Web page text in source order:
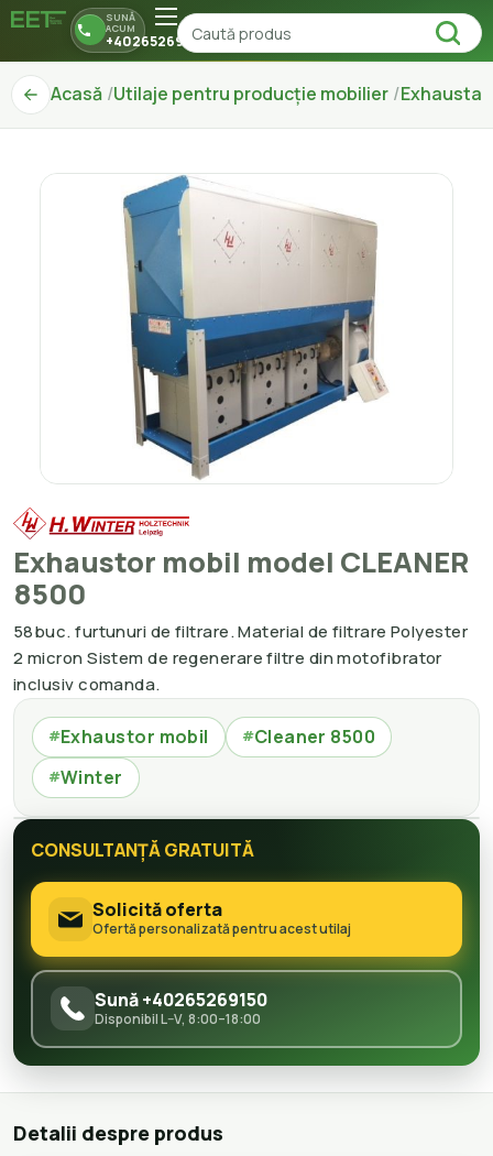
SUNĂ
ACUM
+40265269150
Acasă Utilaje pentru producție mobilier
Exhaustor mobil model CLEANER
8500
58buc. furtunuri de filtrare. Material de filtrare Polyester
2 micron Sistem de regenerare filtre din motofibrator
inclusiv comanda.
#Exhaustor mobil #Cleaner 8500
#Winter
CONSULTANȚĂ GRATUITĂ
Solicită oferta
Ofertă personalizată pentru acest utilaj
Sună +40265269150
Disponibil L–V, 8:00–18:00
Detalii despre produs